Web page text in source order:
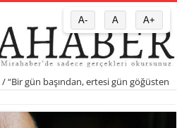
/“Bir gün başından, ertesi gün göğüsten
A- A A+